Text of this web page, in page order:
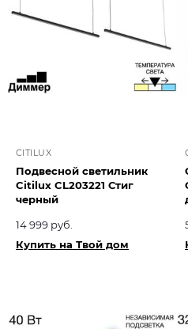
CITILUX
Подвесной светильник
Citilux CL203221 Стиг
черный
14 999 руб.
Купить на Твой дом